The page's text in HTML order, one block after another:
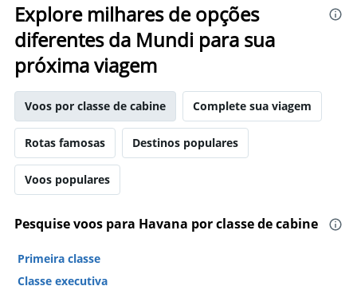
Explore milhares de opções
diferentes da Mundi para sua
próxima viagem
Voos por classe de cabine Complete sua viagem
Rotas famosas Destinos populares
Voos populares
Pesquise voos para Havana por classe de cabine
Primeira classe
Classe executiva